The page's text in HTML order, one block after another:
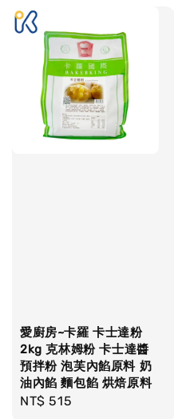
愛廚房~卡羅 卡士達粉
2kg 克林姆粉 卡士達醬
預拌粉 泡芙內餡原料 奶
油內餡 麵包餡 烘焙原料
Regular
NT$ 515